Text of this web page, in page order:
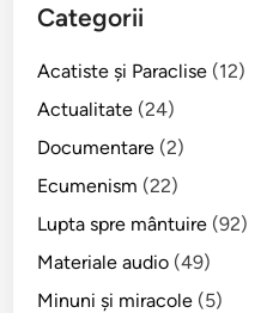
Categorii
Acatiste şi Paraclise (12)
Actualitate (24)
Documentare (2)
Ecumenism (22)
Lupta spre mântuire (92)
Materiale audio (49)
Minuni şi miracole (5)